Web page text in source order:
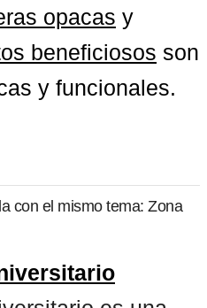
opacas
beneficiosos son
y funcionales.
con el mismo tema: Zona